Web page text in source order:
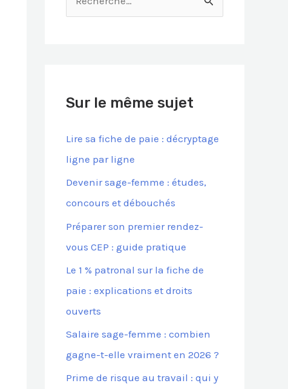
r
r
:
Sur le même sujet
Lire sa fiche de paie : décryptage
ligne par ligne
Devenir sage-femme : études,
concours et débouchés
Préparer son premier rendez-
vous CEP : guide pratique
Le 1 % patronal sur la fiche de
paie : explications et droits
ouverts
Salaire sage-femme : combien
gagne-t-elle vraiment en 2026 ?
Prime de risque au travail : qui y